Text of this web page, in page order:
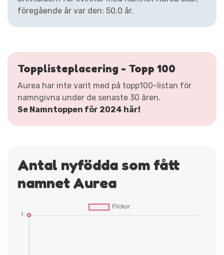
föregående år var den: 50,0 år.
Topplisteplacering - Topp 100
Aurea har inte varit med på topp100-listan för
namngivna under de senaste 30 åren.
Se Namntoppen för 2024 här!
Antal nyfödda som fått
namnet Aurea